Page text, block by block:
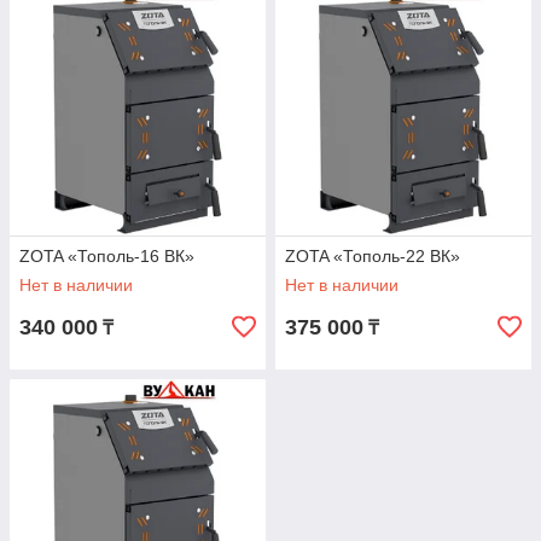
Агрегаты «Тополь-ВК» имеют самый
высокий показатель КПД среди
твердотопливных и комбинированных котлов
бюджетного сегмента. Все необходимые
элементы для обслуживания котла удобно
размещены в лаконичном корпусе серо-
графитового оттенка.
Конструктивные особенности
Максимальный рабочий уровень давления:
ZOTA «Тополь-16 ВК»
Нет в наличии
340 000 ₸
ZOTA «Тополь-22 ВК»
Нет в наличии
375 000 ₸